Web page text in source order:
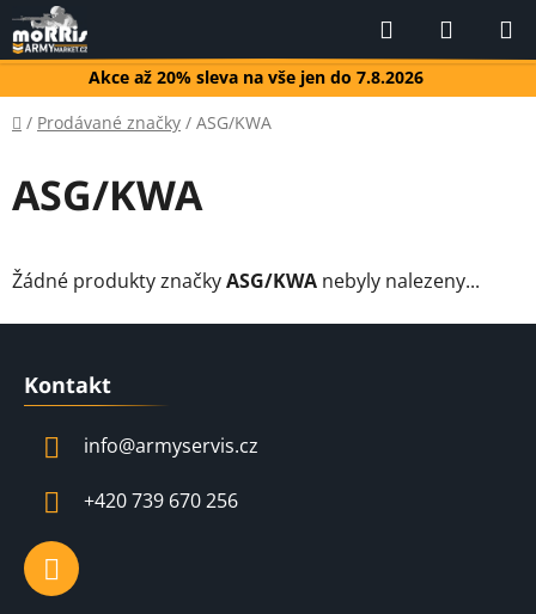
Přejít
na
obsah
Akce až 20% sleva na vše jen do 7.8.2026
Hledat
KOŠÍK
Domů
/ Prodávané značky / ASG/KWA
ASG/KWA
Žádné produkty značkyASG/KWA nebyly nalezeny...
Kontakt
info@armyservis.cz
+420 739 670 256